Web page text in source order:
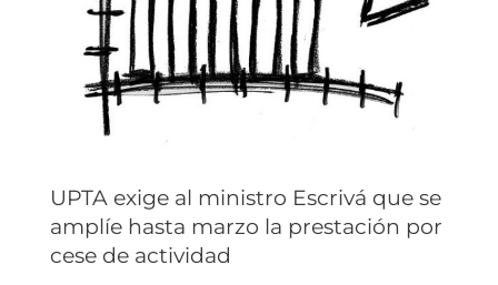
UPTA exige al ministro Escrivá que se
amplíe hasta marzo la prestación por
cese de actividad